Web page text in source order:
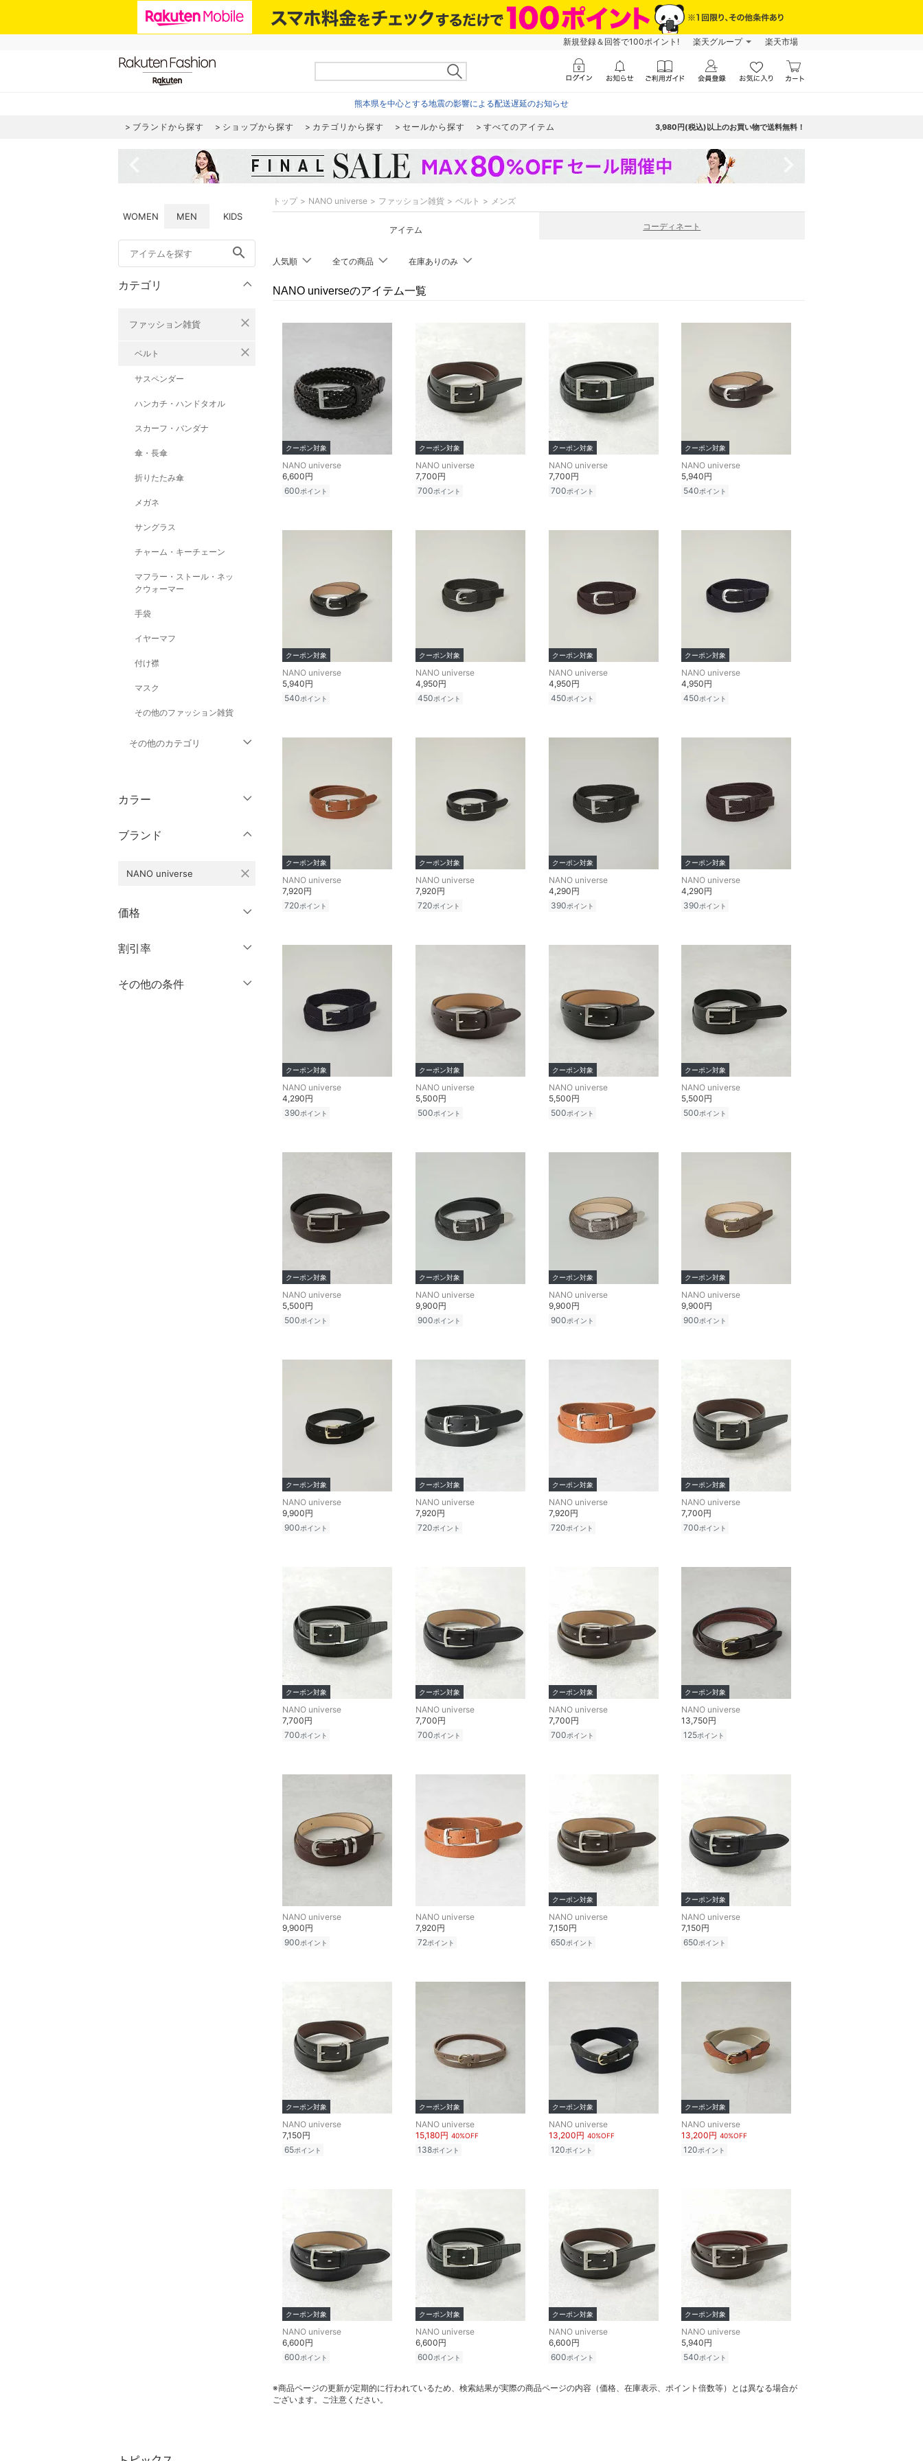
新規登録＆回答で100ポイント! 楽天グループ 楽天市場
熊本県を中心とする地震の影響による配送遅延のお知らせ
ブランドから探す ショップから探す カテゴリから探す セールから探す すべてのアイテム 3,980円(税込)以上のお買い物で送料無料！
WOMEN MEN KIDS
search
カテゴリ
ファッション雑貨 close
ベルト close
サスペンダー
ハンカチ・ハンドタオル
スカーフ・バンダナ
傘・長傘
折りたたみ傘
メガネ
サングラス
チャーム・キーチェーン
マフラー・ストール・ネッ
クウォーマー
手袋
イヤーマフ
付け襟
マスク
その他のファッション雑貨
その他のカテゴリ
パンツ
オールインワン・オーバ
バッグ
シューズ・靴
インナー・ルームウェア
カラー
クリア
ブランド
NANO universe close
価格
絞り込み
割引率
％OFF～ ％OFF
その他の条件
トップ NANO universe ファッション雑貨 ベルト メンズ
アイテム コーディネート
人気順 全ての商品 在庫ありのみ
NANO universeのアイテム一覧
クーポン対象
NANO universe
6,600円
600ポイント
クーポン対象
NANO universe
7,700円
700ポイント
クーポン対象
NANO universe
7,700円
700ポイント
クーポン対象
NANO universe
5,940円
540ポイント
クーポン対象
NANO universe
5,940円
540ポイント
クーポン対象
NANO universe
4,950円
450ポイント
クーポン対象
NANO universe
4,950円
450ポイント
クーポン対象
NANO universe
4,950円
450ポイント
クーポン対象
NANO universe
7,920円
720ポイント
クーポン対象
NANO universe
7,920円
720ポイント
クーポン対象
NANO universe
4,290円
390ポイント
クーポン対象
NANO universe
4,290円
390ポイント
クーポン対象
NANO universe
4,290円
390ポイント
クーポン対象
NANO universe
5,500円
500ポイント
クーポン対象
NANO universe
5,500円
500ポイント
クーポン対象
NANO universe
5,500円
500ポイント
クーポン対象
NANO universe
5,500円
500ポイント
クーポン対象
NANO universe
9,900円
900ポイント
クーポン対象
NANO universe
9,900円
900ポイント
クーポン対象
NANO universe
9,900円
900ポイント
クーポン対象
NANO universe
9,900円
900ポイント
クーポン対象
NANO universe
7,920円
720ポイント
クーポン対象
NANO universe
7,920円
720ポイント
クーポン対象
NANO universe
7,700円
700ポイント
クーポン対象
NANO universe
7,700円
700ポイント
クーポン対象
NANO universe
7,700円
700ポイント
クーポン対象
NANO universe
7,700円
700ポイント
クーポン対象
NANO universe
13,750円
125ポイント
NANO universe
9,900円
900ポイント
NANO universe
7,920円
72ポイント
クーポン対象
NANO universe
7,150円
650ポイント
クーポン対象
NANO universe
7,150円
650ポイント
クーポン対象
NANO universe
7,150円
65ポイント
クーポン対象
NANO universe
15,180円 40%OFF
138ポイント
クーポン対象
NANO universe
13,200円 40%OFF
120ポイント
クーポン対象
NANO universe
13,200円 40%OFF
120ポイント
クーポン対象
NANO universe
6,600円
600ポイント
クーポン対象
NANO universe
6,600円
600ポイント
クーポン対象
NANO universe
6,600円
600ポイント
クーポン対象
NANO universe
5,940円
540ポイント
※商品ページの更新が定期的に行われているため、検索結果が実際の商品ページの内容（価格、在庫表示、ポイント倍数等）とは異なる場合が
ございます。ご注意ください。